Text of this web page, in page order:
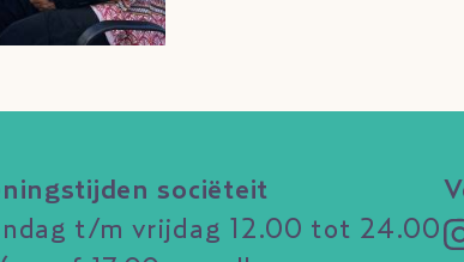
sociëteit
t/m vrijdag 12.00 tot 24.00